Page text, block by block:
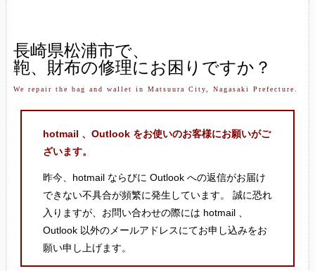
長崎県松浦市で、
鞄、財布の修理にお困りですか？
We repair the bag and wallet in Matsuura City, Nagasaki Prefecture.
hotmail 、Outlook をお使いのお客様にお願いがご
ざいます。
昨今、hotmail ならびに Outlook への返信がお届け
できない不具合が頻繁に発生しています。 誠に恐れ
入りますが、お問い合わせの際には hotmail 、
Outlook 以外のメールアドレスにてお申し込みをお
願い申し上げます。